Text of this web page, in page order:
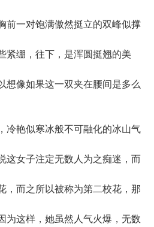
前一对饱满傲然挺立的双峰似撑
紧绷，往下，是浑圆挺翘的美
想像如果这一双夹在腰间是多么
艳似寒冰般不可融化的冰山气
这女子注定无数人为之痴迷，而
，而之所以被称为第二校花，那
为这样，她虽然人气火爆，无数